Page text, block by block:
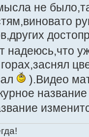
не
надеюсь,что
).Видео